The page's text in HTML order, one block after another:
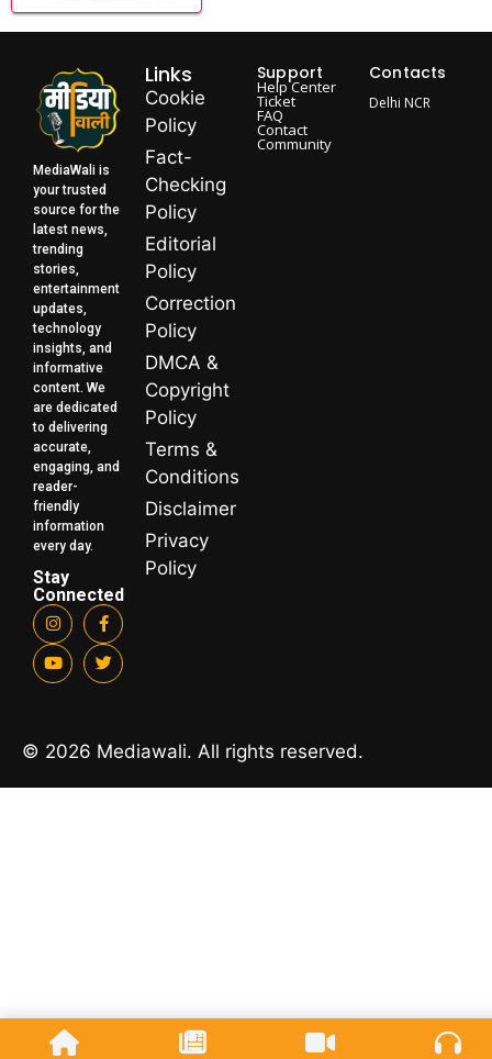
MediaWali is
your trusted
source for the
latest news,
trending
stories,
entertainment
updates,
technology
insights, and
informative
content. We
are dedicated
to delivering
accurate,
engaging, and
reader-
friendly
information
every day.
Stay
Connected
Links
Cookie
Policy
Fact-
Checking
Policy
Editorial
Policy
Correction
Policy
DMCA &
Copyright
Policy
Terms &
Conditions
Disclaimer
Privacy
Policy
Support
Help Center
Ticket
FAQ
Contact
Community
Contacts
Delhi NCR
© 2026 Mediawali. All rights reserved.